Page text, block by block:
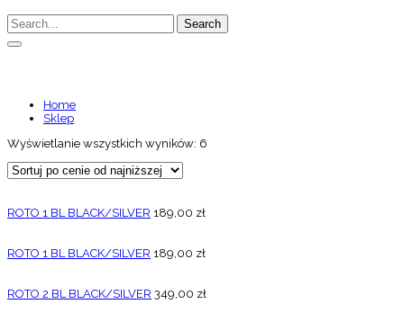
Search
Home
Sklep
Wyświetlanie wszystkich wyników: 6
ROTO 1 BL BLACK/SILVER 189,00 zł
ROTO 1 BL BLACK/SILVER 189,00 zł
ROTO 2 BL BLACK/SILVER 349,00 zł